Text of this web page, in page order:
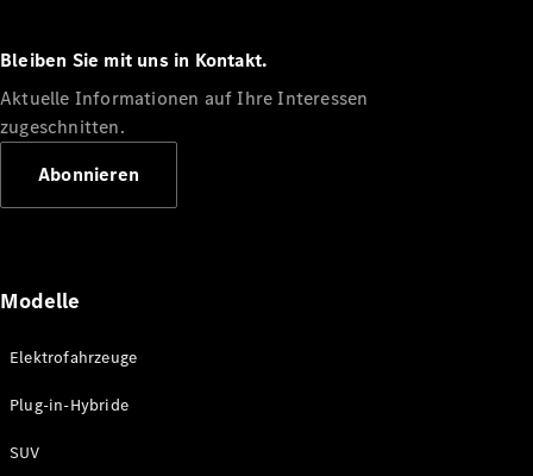
Unsere
Mercedes-
Mercedes-
Bleiben Sie mit uns in Kontakt.
Aktuelle Informationen auf Ihre Interessen
zugeschnitten.
Abonnieren
Modelle
Elektrofahrzeuge
Plug-in-Hybride
SUV